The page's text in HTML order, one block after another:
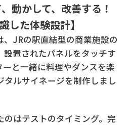
動かして、改善する！
した体験設計】
JRの駅直結型の商業施設の
設置されたパネルをタッチす
ーと一緒に料理やダンスを楽
タルサイネージを制作しまし
のはテストのタイミング。完